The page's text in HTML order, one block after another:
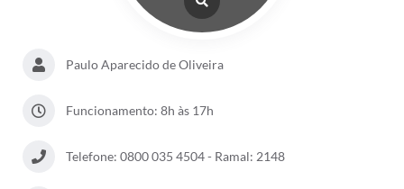
Paulo Aparecido de Oliveira
Funcionamento: 8h às 17h
Telefone: 0800 035 4504 - Ramal: 2148